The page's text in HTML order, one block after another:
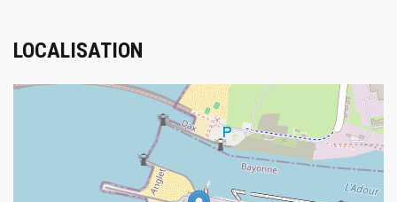
LOCALISATION